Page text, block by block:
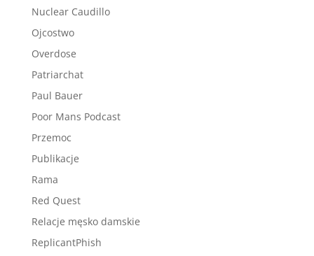
Nuclear Caudillo
Ojcostwo
Overdose
Patriarchat
Paul Bauer
Poor Mans Podcast
Przemoc
Publikacje
Rama
Red Quest
Relacje męsko damskie
ReplicantPhish